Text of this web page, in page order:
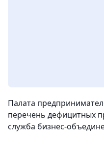
Палата
перечень дефицитных
служба бизнес-